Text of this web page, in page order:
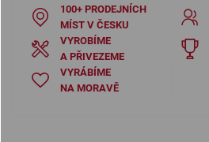
100+ PRODEJNÍCH
MÍST V ČESKU
VYROBÍME
A PŘIVEZEME
VYRÁBÍME
NA MORAVĚ